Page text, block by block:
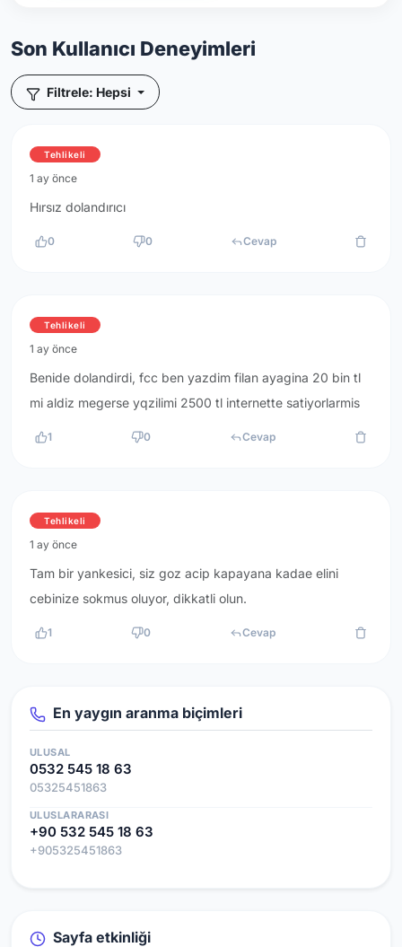
Son Kullanıcı Deneyimleri
Filtrele: Hepsi
Tehlikeli
1 ay önce
Hırsız dolandırıcı
0 0 Cevap
Tehlikeli
1 ay önce
Benide dolandirdi, fcc ben yazdim filan ayagina 20 bin tl
mi aldiz megerse yqzilimi 2500 tl internette satiyorlarmis
1 0 Cevap
Tehlikeli
1 ay önce
Tam bir yankesici, siz goz acip kapayana kadae elini
cebinize sokmus oluyor, dikkatli olun.
1 0 Cevap
En yaygın aranma biçimleri
ULUSAL
0532 545 18 63
05325451863
ULUSLARARASI
+90 532 545 18 63
+905325451863
Sayfa etkinliği